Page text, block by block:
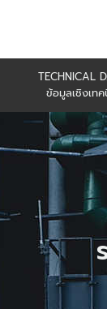
TECHNICAL
ข้อมูลเชิงเท